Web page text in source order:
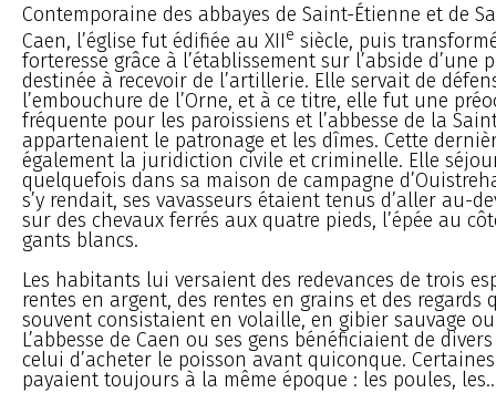
Contemporaine des abbayes de Saint-Étienne et de
Caen, l’église fut édifiée au XIIe siècle, puis
forteresse grâce à l’établissement sur l’abside d’une
destinée à recevoir de l’artillerie. Elle servait de
l’embouchure de l’Orne, et à ce titre, elle fut une
fréquente pour les paroissiens et l’abbesse de la
appartenaient le patronage et les dîmes. Cette
également la juridiction civile et criminelle. Elle
quelquefois dans sa maison de campagne
s’y rendait, ses vavasseurs étaient tenus d’aller au-
sur des chevaux ferrés aux quatre pieds, l’épée au
gants blancs.
Les habitants lui versaient des redevances de trois
rentes en argent, des rentes en grains et des regards
souvent consistaient en volaille, en gibier sauvage
L’abbesse de Caen ou ses gens bénéficiaient de
celui d’acheter le poisson avant quiconque.
payaient toujours à la même époque : les poules,